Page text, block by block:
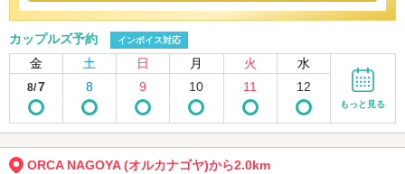
カップルズ予約 インボイス対応
金 土 日 月 火 水
8/7 8 9 10 11 12
もっと見る
ORCA NAGOYA (オルカナゴヤ)から2.0km